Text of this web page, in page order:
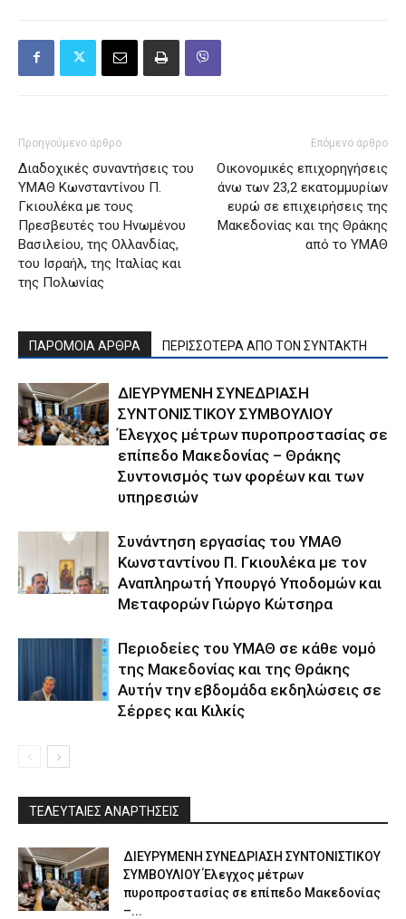
Προηγούμενο άρθρο
Διαδοχικές συναντήσεις του
ΥΜΑΘ Κωνσταντίνου Π.
Γκιουλέκα με τους
Πρεσβευτές του Ηνωμένου
Βασιλείου, της Ολλανδίας,
του Ισραήλ, της Ιταλίας και
της Πολωνίας
Επόμενο άρθρο
Οικονομικές επιχορηγήσεις
άνω των 23,2 εκατομμυρίων
ευρώ σε επιχειρήσεις της
Μακεδονίας και της Θράκης
από το ΥΜΑΘ
ΠΑΡΟΜΟΙΑ ΑΡΘΡΑ ΠΕΡΙΣΣΟΤΕΡΑ ΑΠΟ ΤΟΝ ΣΥΝΤΑΚΤΗ
ΔΙΕΥΡΥΜΕΝΗ ΣΥΝΕΔΡΙΑΣΗ
ΣΥΝΤΟΝΙΣΤΙΚΟΥ ΣΥΜΒΟΥΛΙΟΥ
Έλεγχος μέτρων πυροπροστασίας σε
επίπεδο Μακεδονίας – Θράκης
Συντονισμός των φορέων και των
υπηρεσιών
Συνάντηση εργασίας του ΥΜΑΘ
Κωνσταντίνου Π. Γκιουλέκα με τον
Αναπληρωτή Υπουργό Υποδομών και
Μεταφορών Γιώργο Κώτσηρα
Περιοδείες του ΥΜΑΘ σε κάθε νομό
της Μακεδονίας και της Θράκης
Αυτήν την εβδομάδα εκδηλώσεις σε
Σέρρες και Κιλκίς
ΤΕΛΕΥΤΑΙΕΣ ΑΝΑΡΤΗΣΕΙΣ
ΔΙΕΥΡΥΜΕΝΗ ΣΥΝΕΔΡΙΑΣΗ ΣΥΝΤΟΝΙΣΤΙΚΟΥ
ΣΥΜΒΟΥΛΙΟΥ Έλεγχος μέτρων
πυροπροστασίας σε επίπεδο Μακεδονίας
–...